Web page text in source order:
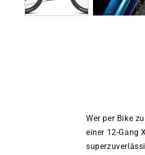
Wer per Bike
einer 12-Gang